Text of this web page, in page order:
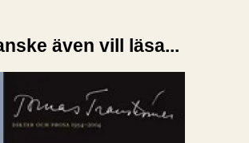
även vill läsa...